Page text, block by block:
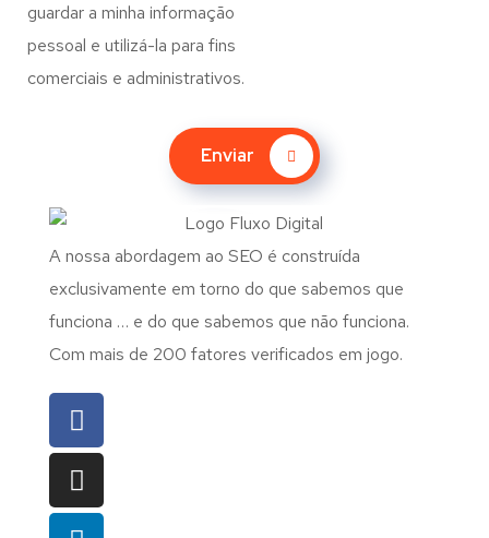
guardar a minha informação
pessoal e utilizá-la para fins
comerciais e administrativos.
Enviar
A nossa abordagem ao SEO é construída
exclusivamente em torno do que sabemos que
funciona … e do que sabemos que não funciona.
Com mais de 200 fatores verificados em jogo.